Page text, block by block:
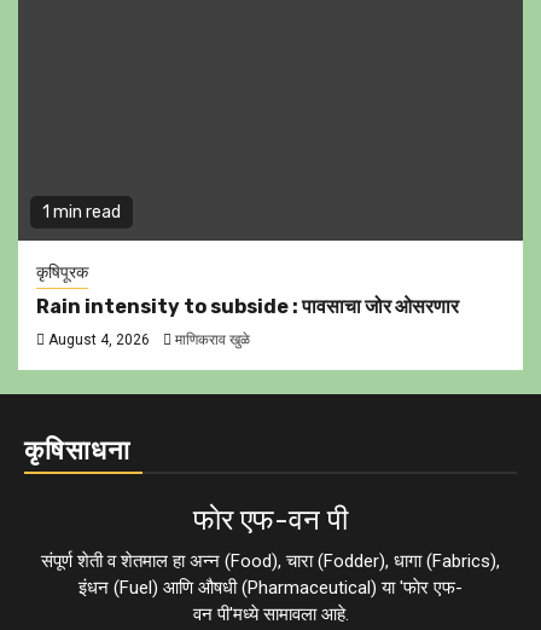
1 min read
कृषिपूरक
Rain intensity to subside : पावसाचा जोर ओसरणार
August 4, 2026 माणिकराव खुळे
कृषिसाधना
फाेर एफ-वन पी
संपूर्ण शेती व शेतमाल हा अन्न (Food), चारा (Fodder), धागा (Fabrics),
इंधन (Fuel) आणि औषधी (Pharmaceutical) या 'फाेर एफ-
वन पी'मध्ये सामावला आहे.